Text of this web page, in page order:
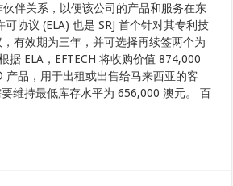
伴关系，以便该公司的产品和服务在东
协议 (ELA) 也是 SRJ 首个针对其专利技
有效期为三年，并可选择再续签两个为
据 ELA，EFTECH 将收购价值 874,000
产品，用于出租或出售给马来西亚的客
要维持最低库存水平为 656,000 澳元。 百